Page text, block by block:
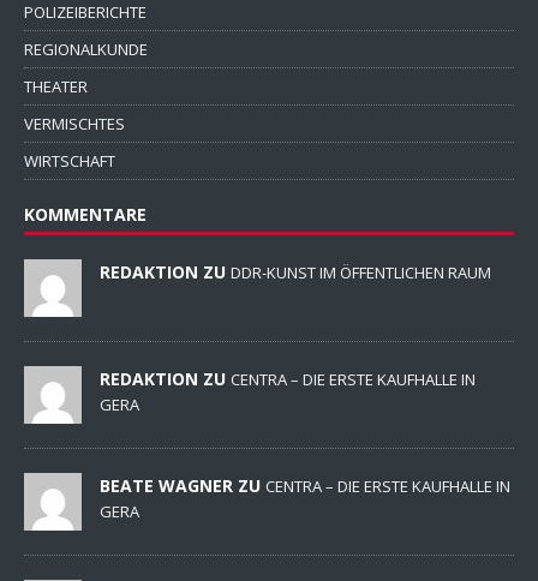
POLIZEIBERICHTE
REGIONALKUNDE
THEATER
VERMISCHTES
WIRTSCHAFT
KOMMENTARE
REDAKTION ZU DDR-KUNST IM ÖFFENTLICHEN RAUM
REDAKTION ZU CENTRA – DIE ERSTE KAUFHALLE IN
GERA
BEATE WAGNER ZU CENTRA – DIE ERSTE KAUFHALLE IN
GERA